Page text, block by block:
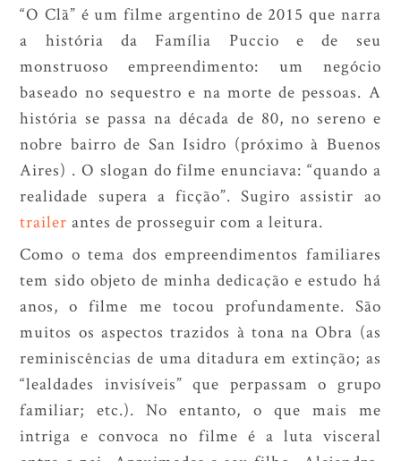
“O Clã” é um filme argentino de 2015 que narra
a história da Família Puccio e de seu
monstruoso empreendimento: um negócio
baseado no sequestro e na morte de pessoas. A
história se passa na década de 80, no sereno e
nobre bairro de San Isidro (próximo à Buenos
Aires) . O slogan do filme enunciava: “quando a
realidade supera a ficção”. Sugiro assistir ao
trailer antes de prosseguir com a leitura.
Como o tema dos empreendimentos familiares
tem sido objeto de minha dedicação e estudo há
anos, o filme me tocou profundamente. São
muitos os aspectos trazidos à tona na Obra (as
reminiscências de uma ditadura em extinção; as
“lealdades invisíveis” que perpassam o grupo
familiar; etc.). No entanto, o que mais me
intriga e convoca no filme é a luta visceral